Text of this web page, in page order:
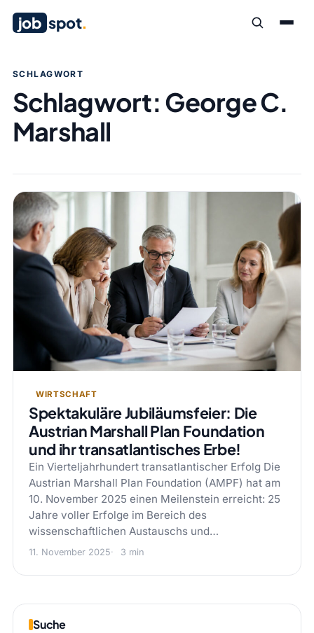
job spot.
SCHLAGWORT
Schlagwort:George C.
Marshall
WIRTSCHAFT
Spektakuläre Jubiläumsfeier: Die
Austrian Marshall Plan Foundation
und ihr transatlantisches Erbe!
Ein Vierteljahrhundert transatlantischer Erfolg Die
Austrian Marshall Plan Foundation (AMPF) hat am
10. November 2025 einen Meilenstein erreicht: 25
Jahre voller Erfolge im Bereich des
wissenschaftlichen Austauschs und…
11. November 2025 3 min
Suche